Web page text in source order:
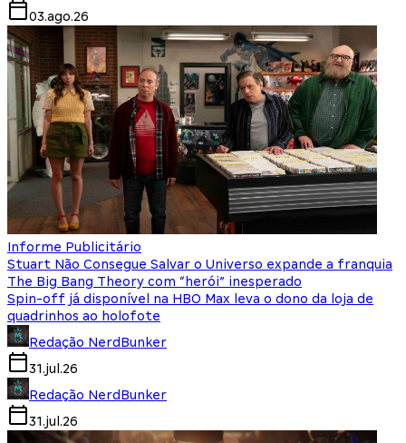
03.ago.26
Informe Publicitário
Stuart Não Consegue Salvar o Universo expande a franquia
The Big Bang Theory com “herói” inesperado
Spin-off já disponível na HBO Max leva o dono da loja de
quadrinhos ao holofote
Redação NerdBunker
31.jul.26
Redação NerdBunker
31.jul.26